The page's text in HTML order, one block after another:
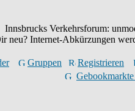
Innsbrucks Verkehrsforum:
neu? Internet-Abkürzungen
Gruppen
Registrieren